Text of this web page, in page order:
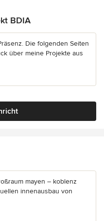
BDIA
Die folgenden Seiten
über meine Projekte aus
mayen – koblenz
innenausbau von